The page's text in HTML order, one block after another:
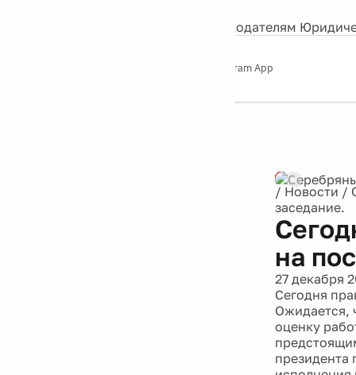
Рекламодателям
Telegram App
/ Новости /
заседание.
на
27 декабря
Сегодня
Ожидается,
оценку
президента